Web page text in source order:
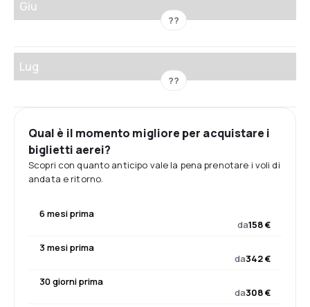
Giu
??
Lug
??
Qual è il momento migliore per acquistare i
biglietti aerei?
Scopri con quanto anticipo vale la pena prenotare i voli di
andata e ritorno.
6 mesi prima
da158 €
3 mesi prima
da342 €
30 giorni prima
da308 €